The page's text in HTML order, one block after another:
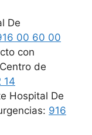
De
00 60 00
con
de
14
Hospital De
916